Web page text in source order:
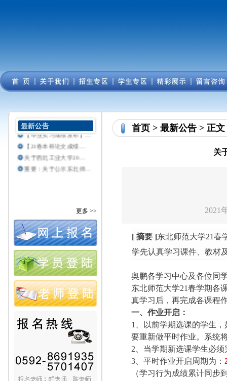
关于东北师范大学21…
四川农业大学21春学…
【毕业实习成绩发布】…
【21春本科论文成绩…
关于西北工业大学20…
重要：关于公示东北师…
更多 >>
首页 >最新公告 > 正文
关
2021
[ 摘要 ]东北师范大学21春
学先认真学习课件、教材
奥鹏各学习中心及各位同
东北师范大学21春学期各
真学习后，再完成各课程
一、作业开启：
1、以前学期选课的学生
要重新做平时作业。系统
2、当学期新选课学生必
3、平时作业开启周期为：
（学习行为成绩累计同步